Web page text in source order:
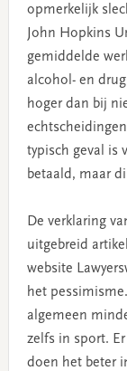
opmerkelijk
John Hopkins
gemiddelde
alcohol- en
hoger dan bij
typisch geval is
betaald, maar
De verklaring
uitgebreid
website
het
algemeen
zelfs in sport.
doen het beter